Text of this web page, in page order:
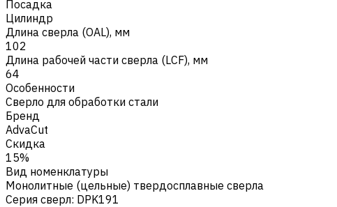
Посадка
Цилиндр
Длина сверла (OAL), мм
102
Длина рабочей части сверла (LCF), мм
64
Особенности
Сверло для обработки стали
Бренд
AdvaCut
Скидка
15%
Вид номенклатуры
Монолитные (цельные) твердосплавные сверла
Серия сверл: DPK191